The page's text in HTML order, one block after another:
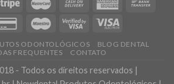
ODONTOLÓGICOS
BLOG DENTAL
FREQUENTES
CONTATO
- Todos os direitos reservados |